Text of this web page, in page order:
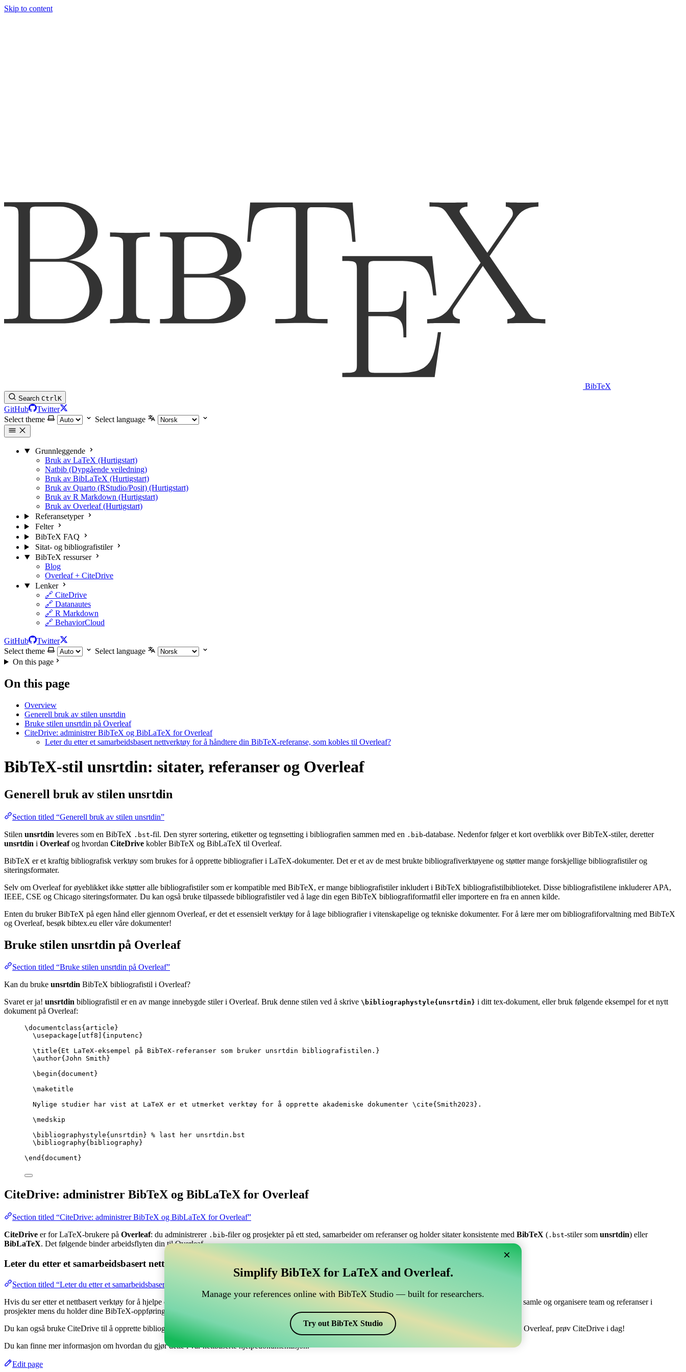
Skip to content
BibTeX
Search CtrlK
GitHub
Twitter
Select theme
Select language
Grunnleggende
Bruk av LaTeX (Hurtigstart)
Natbib (Dypgående veiledning)
Bruk av BibLaTeX (Hurtigstart)
Bruk av Quarto (RStudio/Posit) (Hurtigstart)
Bruk av R Markdown (Hurtigstart)
Bruk av Overleaf (Hurtigstart)
Referansetyper
Felter
BibTeX FAQ
Sitat- og bibliografistiler
BibTeX ressurser
Blog
Overleaf + CiteDrive
Lenker
🔗 CiteDrive
🔗 Datanautes
🔗 R Markdown
🔗 BehaviorCloud
GitHub
Twitter
Select theme
Select language
On this page
On this page
Overview
Generell bruk av stilen unsrtdin
Bruke stilen unsrtdin på Overleaf
CiteDrive: administrer BibTeX og BibLaTeX for Overleaf
Leter du etter et samarbeidsbasert nettverktøy for å håndtere din BibTeX-referanse, som kobles til Overleaf?
BibTeX-stil unsrtdin: sitater, referanser og Overleaf
Generell bruk av stilen unsrtdin
Section titled “Generell bruk av stilen unsrtdin”
Stilen unsrtdin leveres som en BibTeX .bst-fil. Den styrer sortering, etiketter og tegnsetting i bibliografien sammen med en .bib-database. Nedenfor følger et kort overblikk over BibTeX-stiler, deretter
unsrtdin i Overleafog hvordan CiteDrive kobler BibTeX og BibLaTeX til Overleaf.
BibTeX er et kraftig bibliografisk verktøy som brukes for å opprette bibliografier i LaTeX-dokumenter. Det er et av de mest brukte bibliografiverktøyene og støtter mange forskjellige bibliografistiler og
siteringsformater.
Selv om Overleaf for øyeblikket ikke støtter alle bibliografistiler som er kompatible med BibTeX, er mange bibliografistiler inkludert i BibTeX bibliografistilbiblioteket. Disse bibliografistilene inkluderer APA,
IEEE, CSE og Chicago siteringsformater. Du kan også bruke tilpassede bibliografistiler ved å lage din egen BibTeX bibliografiformatfil eller importere en fra en annen kilde.
Enten du bruker BibTeX på egen hånd eller gjennom Overleaf, er det et essensielt verktøy for å lage bibliografier i vitenskapelige og tekniske dokumenter. For å lære mer om bibliografiforvaltning med BibTeX
og Overleaf, besøk bibtex.eu eller våre dokumenter!
Bruke stilen unsrtdin på Overleaf
Section titled “Bruke stilen unsrtdin på Overleaf”
Kan du bruke unsrtdin BibTeX bibliografistil i Overleaf?
Svaret er ja! unsrtdin bibliografistil er en av mange innebygde stiler i Overleaf. Bruk denne stilen ved å skrive \bibliographystyle{unsrtdin} i ditt tex-dokument, eller bruk følgende eksempel for et nytt
dokument på Overleaf:
\documentclass{ article }
\usepackage
utf8 ]{ inputenc }
\title{Et LaTeX-eksempel på BibTeX-referanser som bruker unsrtdin bibliografistilen.}
\author{John Smith}
\begin{ document }
\maketitle
Nylige studier har vist at LaTeX er et utmerket verktøy for å opprette akademiske dokumenter \cite{ Smith2023 }.
\medskip
\bibliographystyle{unsrtdin} % last her unsrtdin.bst
\bibliography{bibliography}
\end { document }
CiteDrive: administrer BibTeX og BibLaTeX for Overleaf
Section titled “CiteDrive: administrer BibTeX og BibLaTeX for Overleaf”
CiteDrive er for LaTeX-brukere på Overleaf: du administrerer .bib-filer og prosjekter på ett sted, samarbeider om referanser og holder sitater konsistente med BibTeX ( .bst-stiler som unsrtdin) eller
BibLaTeX. Det følgende binder arbeidsflyten din til Overleaf.
Leter du etter et samarbeidsbasert nettverktøy for å håndtere din BibTeX-referanse, som kobles til Overleaf?
Section titled “Leter du etter et samarbeidsbasert nettverktøy for å håndtere din BibTeX-referanse, som kobles til Overleaf?”
Hvis du ser etter et nettbasert verktøy for å hjelpe deg med å håndtere dine referanser, siteringer og bibliografi i Overleaf, kan CiteDrive være perfekt! Det lar deg samle og organisere team og referanser i
prosjekter mens du holder dine BibTeX-oppføringer oppdatert i ditt Overleaf-prosjekt.
Du kan også bruke CiteDrive til å opprette bibliografier og siteringer i ulike stiler, inkludert unsrtdin. Så hvis du ser etter en enkel måte å håndtere din bibliografi i Overleaf, prøv CiteDrive i dag!
Du kan finne mer informasjon om hvordan du gjør dette i vår nettbaserte hjelpedokumentasjon.
Edit page
×
Simplify BibTeX for LaTeX and Overleaf.
Manage your references online with BibTeX Studio — built for researchers.
Try out BibTeX Studio